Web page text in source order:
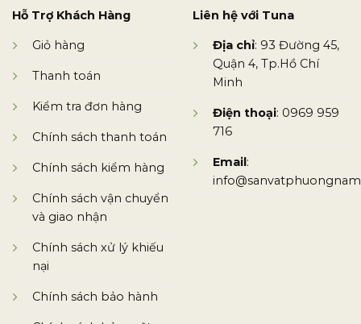
Hỗ Trợ Khách Hàng
Giỏ hàng
Thanh toán
Kiểm tra đơn hàng
Chính sách thanh toán
Chính sách kiểm hàng
Chính sách vận chuyển
và giao nhận
Chính sách xử lý khiếu
nại
Chính sách bảo hành
Liên hệ với Tuna
Địa chỉ: 93 Đường 45,
Quận 4, Tp.Hồ Chí
Minh
Điện thoại: 0969 959
716
Email :